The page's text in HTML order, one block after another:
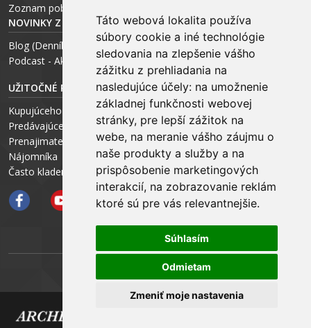
Táto webová lokalita používa
súbory cookie a iné technológie
sledovania na zlepšenie vášho
zážitku z prehliadania na
nasledujúce účely: na umožnenie
základnej funkčnosti webovej
stránky, pre lepší zážitok na
webe, na meranie vášho záujmu o
naše produkty a služby a na
prispôsobenie marketingových
interakcií, na zobrazovanie reklám
ktoré sú pre vás relevantnejšie.
Súhlasím
Odmietam
Zmeniť moje nastavenia
Zoznam pobočiek
NOVINKY Z MÉDIÍ
Blog (Denník N a Trend) – R. Štalmach
Podcast - Ako začínal ARCHEUS - R. Štalmach / CEO
UŽITOČNÉ RADY PRE
Kupujúceho
Predávajúceho
Prenajimateľa
Nájomníka
Často kladené otázky FAQ